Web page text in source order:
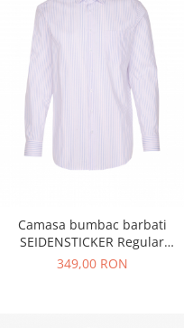
Camasa bumbac barbati
SEIDENSTICKER Regular
dungulite roz
349,00 RON